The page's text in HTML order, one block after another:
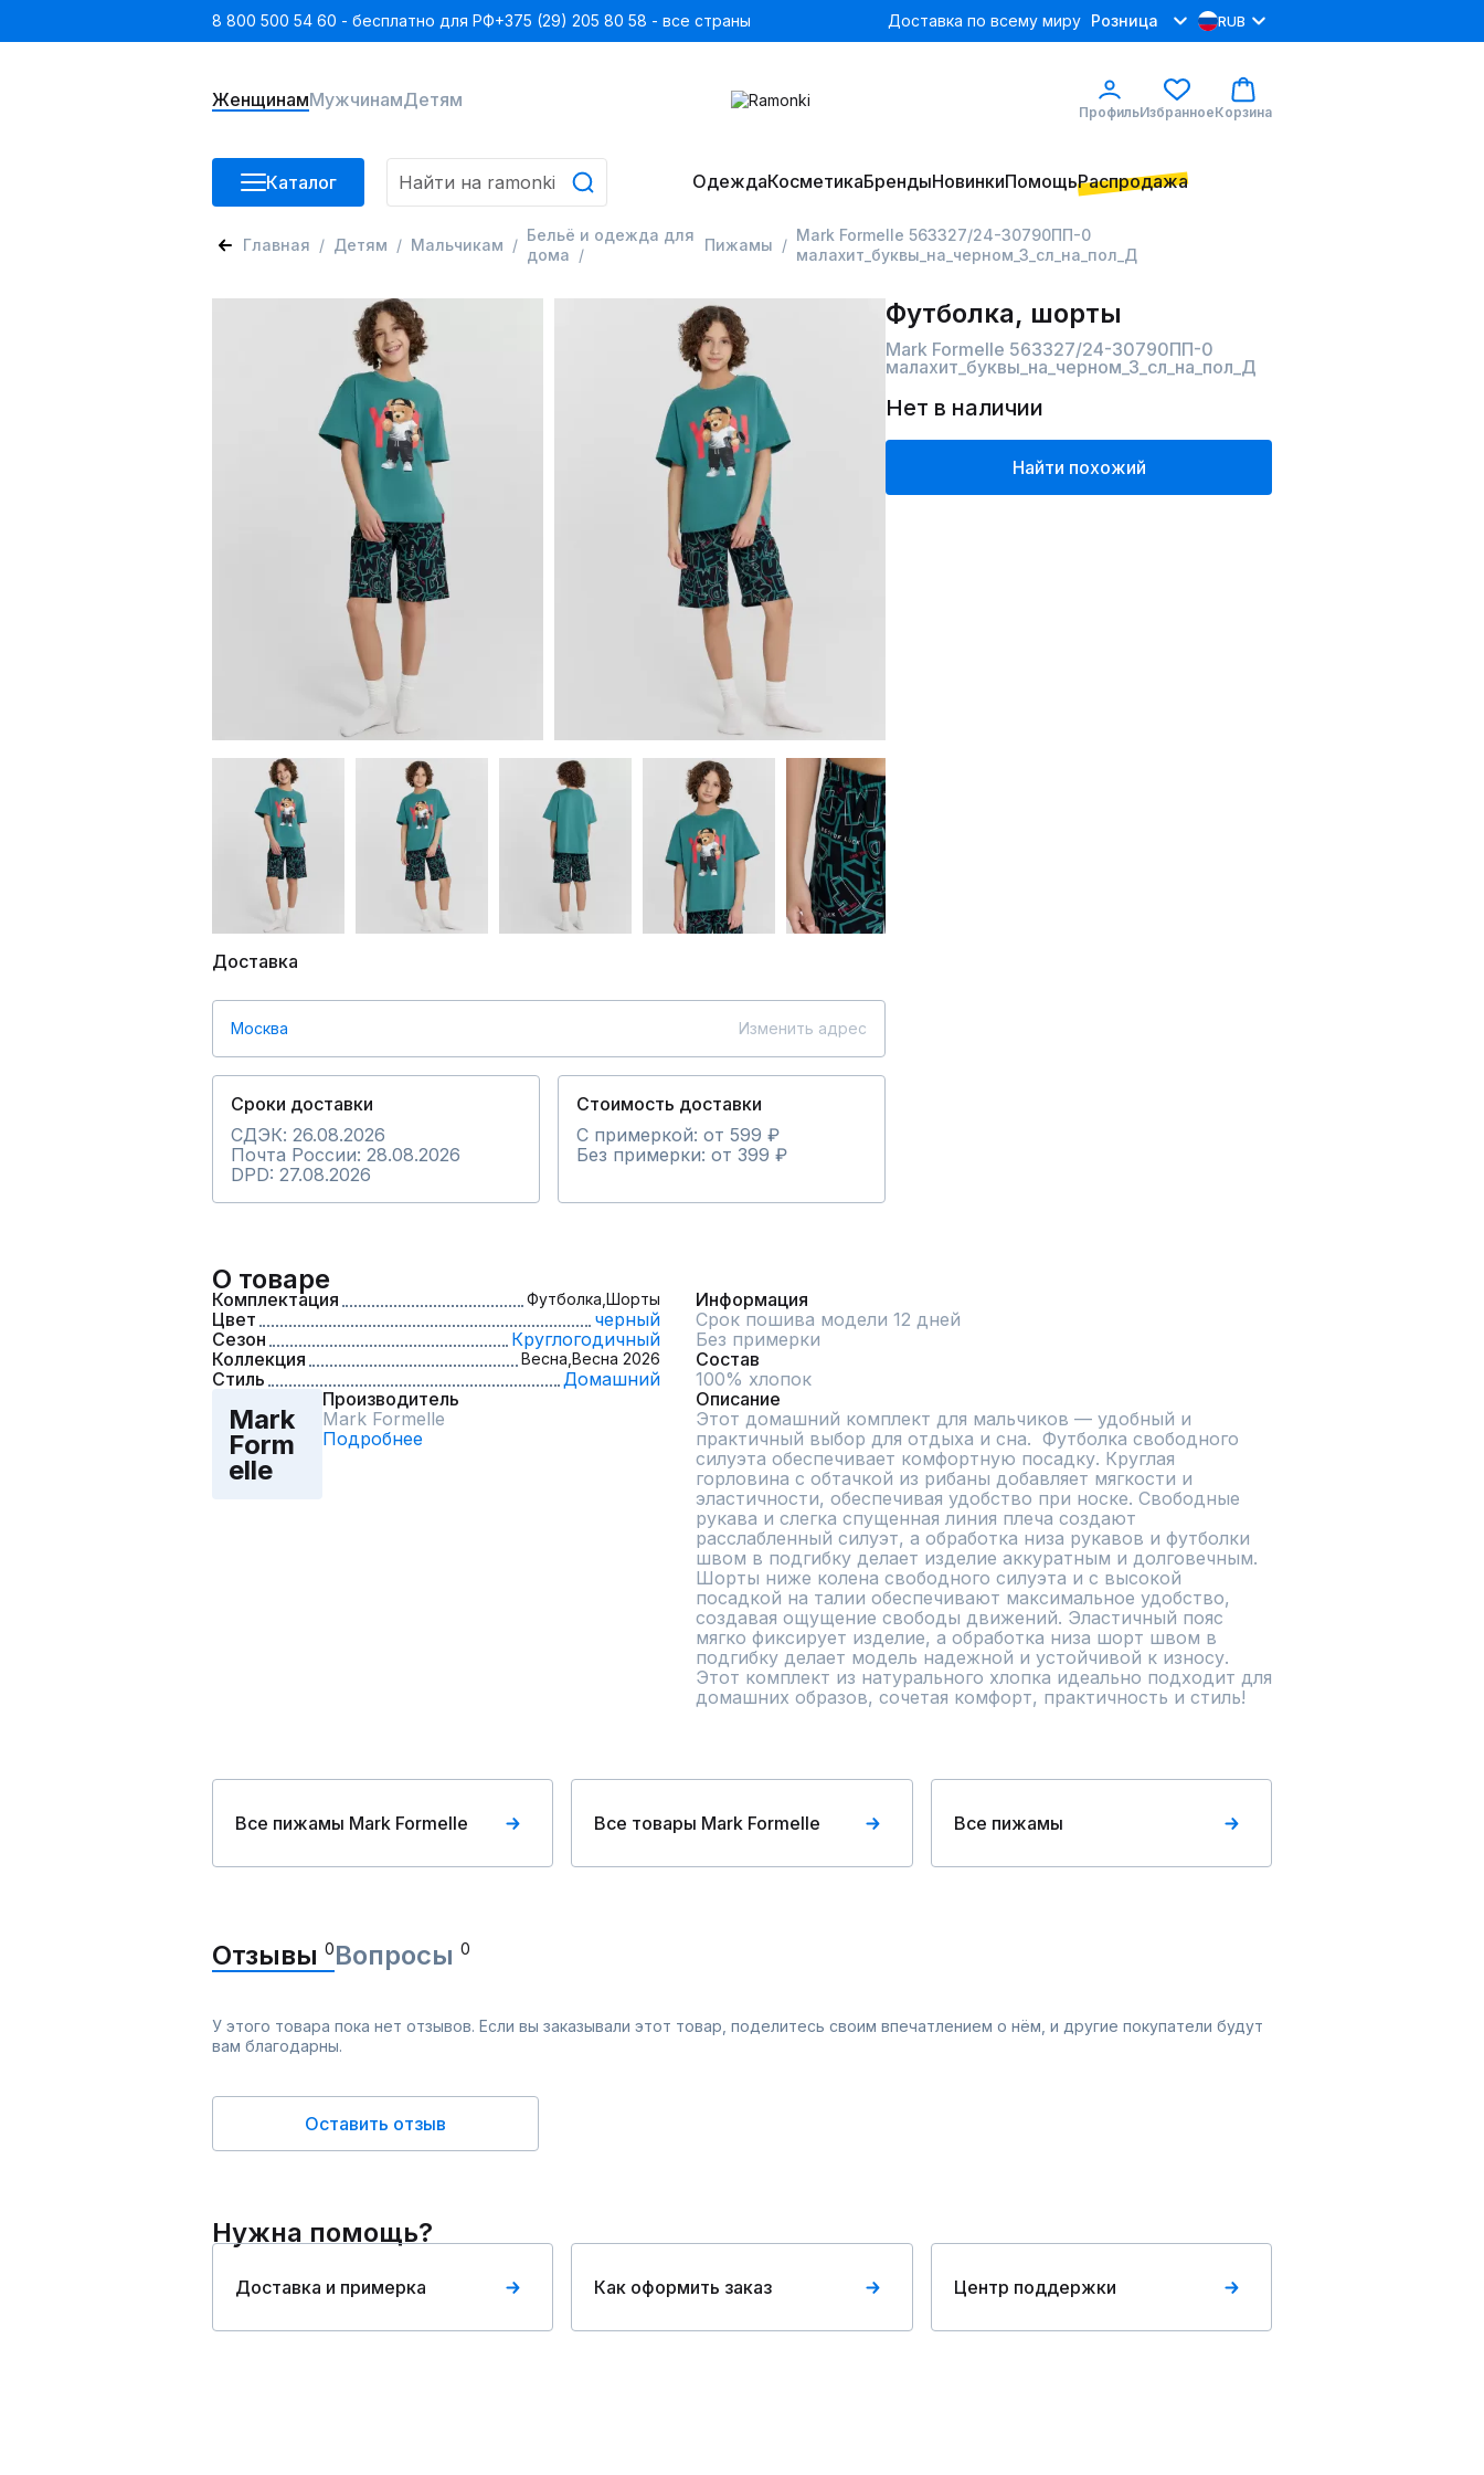
8 800 500 54 60 - бесплатно для РФ+375 (29) 205 80 58 - все страны Доставка по всему миру Розница RUB
ЖенщинамМужчинамДетям
ПрофильИзбранноеКорзина
Каталог ОдеждаКосметикаБрендыНовинкиПомощьРаспродажа
Главная Детям Мальчикам
Бельё и одежда для
дома
Пижамы
Mark Formelle 563327/24-30790ПП-0
малахит_буквы_на_черном_3_сл_на_пол_Д
Доставка
Москва Изменить адрес
Сроки доставки
СДЭК: 26.08.2026
Почта России: 28.08.2026
DPD: 27.08.2026
Стоимость доставки
С примеркой: от 599 ₽
Без примерки: от 399 ₽
Футболка, шорты
Mark Formelle 563327/24-30790ПП-0
малахит_буквы_на_черном_3_сл_на_пол_Д
Нет в наличии
Найти похожий
О товаре
Комплектация Футболка, Шорты
Цвет
черный
Сезон
Круглогодичный
Коллекция
Весна, Весна 2026
Стиль Домашний
Mark
Form
elle
Производитель
Mark Formelle
Подробнее
Информация
Срок пошива модели 12 дней
Без примерки
Состав
100% хлопок
Описание
Этот домашний комплект для мальчиков — удобный и
практичный выбор для отдыха и сна.  Футболка свободного
силуэта обеспечивает комфортную посадку. Круглая
горловина с обтачкой из рибаны добавляет мягкости и
эластичности, обеспечивая удобство при носке. Свободные
рукава и слегка спущенная линия плеча создают
расслабленный силуэт, а обработка низа рукавов и футболки
швом в подгибку делает изделие аккуратным и долговечным.
Шорты ниже колена свободного силуэта и с высокой
посадкой на талии обеспечивают максимальное удобство,
создавая ощущение свободы движений. Эластичный пояс
мягко фиксирует изделие, а обработка низа шорт швом в
подгибку делает модель надежной и устойчивой к износу.
Этот комплект из натурального хлопка идеально подходит для
домашних образов, сочетая комфорт, практичность и стиль!
Все пижамы Mark Formelle Все товары Mark Formelle Все пижамы
Отзывы 0Вопросы 0
У этого товара пока нет отзывов. Если вы заказывали этот товар, поделитесь своим впечатлением о нём, и другие покупатели будут
вам благодарны.
Оставить отзыв
Нужна помощь?
Доставка и примерка Как оформить заказ Центр поддержки